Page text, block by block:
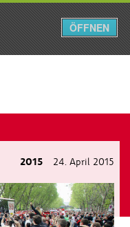
Menü
2015 24. April 2015
ÖFFNEN